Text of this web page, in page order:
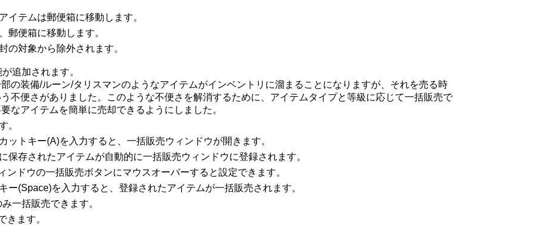
イテムは郵便箱に移動します。
郵便箱に移動します。
の対象から除外されます。
追加されます。
の装備/ルーン/タリスマンのようなアイテムがインベントリに溜まることになりますが、それを売る時
不便さがありました。このような不便さを解消するために、アイテムタイプと等級に応じて一括販売で
なアイテムを簡単に売却できるようにしました。
。
ットキー(A)を入力すると、一括販売ウィンドウが開きます。
保存されたアイテムが自動的に一括販売ウィンドウに登録されます。
ンドウの一括販売ボタンにマウスオーバーすると設定できます。
ー(Space)を入力すると、登録されたアイテムが一括販売されます。
一括販売できます。
きます。